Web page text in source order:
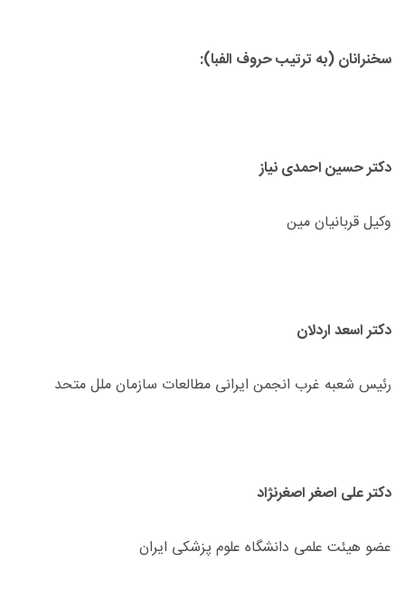
سخنرانان (به ترتیب حروف الفبا):
دکتر حسین احمدی نیاز
وکیل قربانیان مین
دکتر اسعد اردلان
رئیس شعبه غرب انجمن ایرانی مطالعات سازمان ملل متحد
دکتر علی اصغر اصغرنژاد
عضو هیئت علمی دانشگاه علوم پزشکی ایران